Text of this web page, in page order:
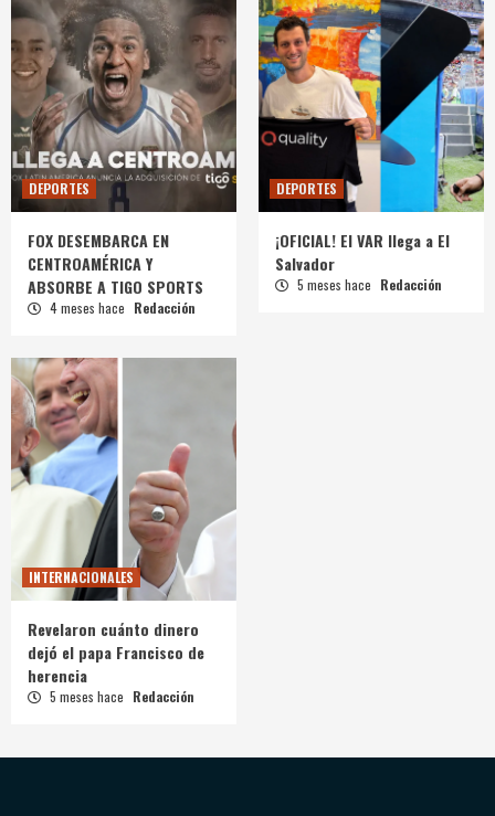
DEPORTES
FOX DESEMBARCA EN
CENTROAMÉRICA Y
ABSORBE A TIGO SPORTS
4 meses hace Redacción
DEPORTES
¡OFICIAL! El VAR llega a El
Salvador
5 meses hace Redacción
INTERNACIONALES
Revelaron cuánto dinero
dejó el papa Francisco de
herencia
5 meses hace Redacción